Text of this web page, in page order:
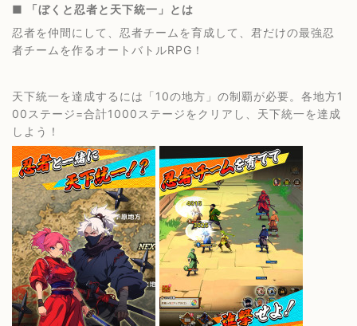
■ 「ぼくと忍者と天下統一」とは
忍者を仲間にして、忍者チームを育成して、君だけの最強忍
者チームを作るオートバトルRPG！
天下統一を達成するには「10の地方」の制覇が必要。各地方1
00ステージ=合計1000ステージをクリアし、天下統一を達成
しよう！